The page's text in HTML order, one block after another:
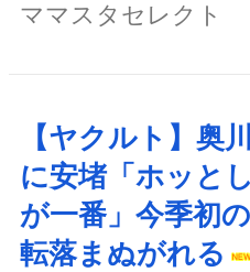
ママスタセレクト
【ヤクルト】奥
に安堵「ホッと
が一番」今季初
転落まぬがれる